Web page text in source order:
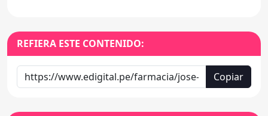
REFIERA ESTE CONTENIDO:
Copiar